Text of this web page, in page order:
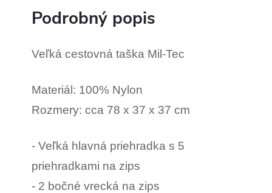
Podrobný popis
Veľká cestovná taška Mil-Tec
Materiál: 100% Nylon
Rozmery: cca 78 x 37 x 37 cm
- Veľká hlavná priehradka s 5
priehradkami na zips
- 2 bočné vrecká na zips